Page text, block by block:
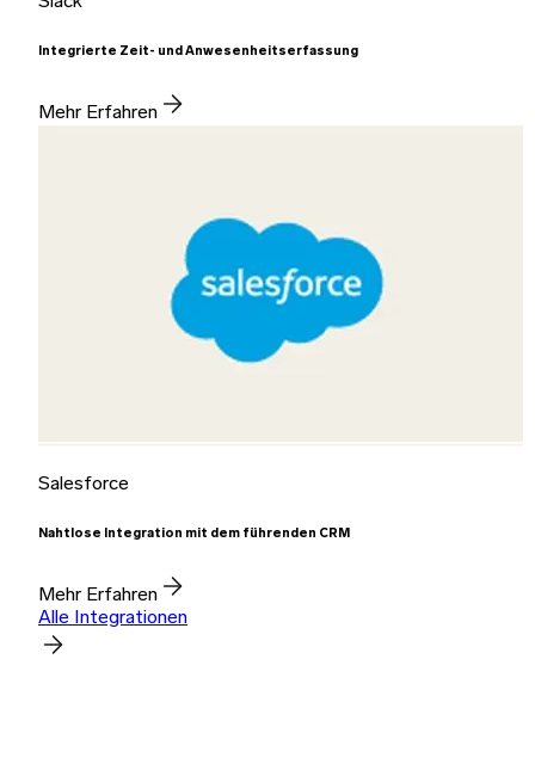
Integrierte Zeit- und Anwesenheitserfassung
Mehr Erfahren
Salesforce
Nahtlose Integration mit dem führenden CRM
Mehr Erfahren
Alle Integrationen